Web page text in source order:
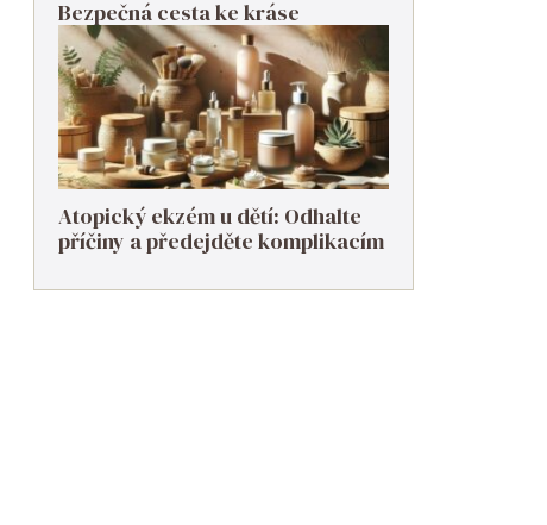
Bezpečná cesta ke kráse
Atopický ekzém u dětí: Odhalte
příčiny a předejděte komplikacím